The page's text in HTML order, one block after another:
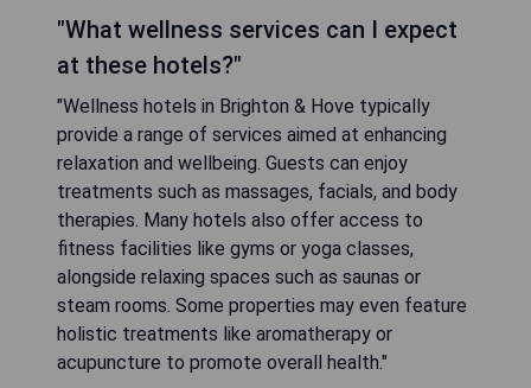
"What wellness services can I expect
at these hotels?"
"Wellness hotels in Brighton & Hove typically
provide a range of services aimed at enhancing
relaxation and wellbeing. Guests can enjoy
treatments such as massages, facials, and body
therapies. Many hotels also offer access to
fitness facilities like gyms or yoga classes,
alongside relaxing spaces such as saunas or
steam rooms. Some properties may even feature
holistic treatments like aromatherapy or
acupuncture to promote overall health."